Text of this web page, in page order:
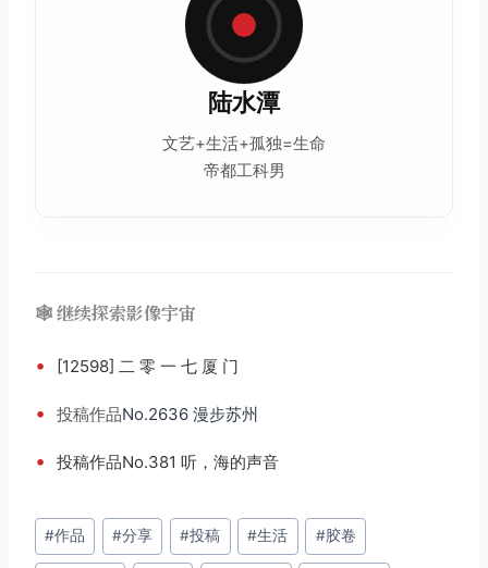
陆水潭
文艺+生活+孤独=生命
帝都工科男
🕸️ 继续探索影像宇宙
• [12598] 二 零 一 七 厦 门
• 投稿作品No.2636 漫步苏州
• 投稿作品No.381 听，海的声音
文
章
#作品 #分享 #投稿 #生活 #胶卷